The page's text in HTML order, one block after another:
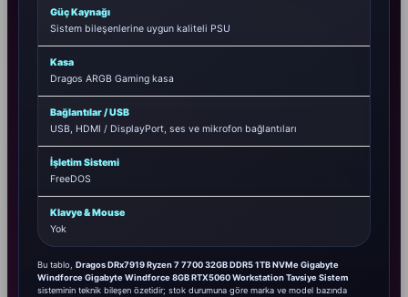
Güç Kaynağı
Sistem bileşenlerine uygun kaliteli PSU
Kasa
Dragos ARGB Gaming kasa
Bağlantılar / USB
USB, HDMI / DisplayPort, ses ve mikrofon bağlantıları
İşletim Sistemi
FreeDOS
Klavye & Mouse
Yok
Bu tablo, Dragos DRx7919 Ryzen 7 7700 32GB DDR5 1TB NVMe Gigabyte
Windforce Gigabyte Windforce 8GB RTX5060 Workstation Tavsiye Sistem
sisteminin teknik bileşen özetidir; stok durumuna göre marka ve model bazında